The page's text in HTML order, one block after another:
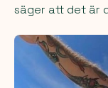
säger att det är